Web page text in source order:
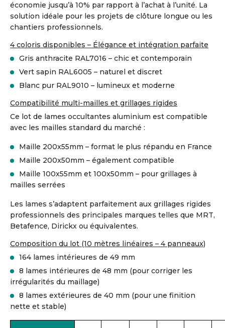
économie jusqu’à 10% par rapport à l’achat à l’unité. La
solution idéale pour les projets de clôture longue ou les
chantiers professionnels.
4 coloris disponibles – Élégance et intégration parfaite
Gris anthracite RAL7016 – chic et contemporain
Vert sapin RAL6005 – naturel et discret
Blanc pur RAL9010 – lumineux et moderne
Compatibilité multi-mailles et grillages rigides
Ce lot de lames occultantes aluminium est compatible
avec les mailles standard du marché :
Maille 200x55mm – format le plus répandu en France
Maille 200x50mm – également compatible
Maille 100x55mm et 100x50mm – pour grillages à
mailles serrées
Les lames s’adaptent parfaitement aux grillages rigides
professionnels des principales marques telles que MRT,
Betafence, Dirickx ou équivalentes.
Composition du lot (10 mètres linéaires – 4 panneaux)
164 lames intérieures de 49 mm
8 lames intérieures de 48 mm (pour corriger les
irrégularités du maillage)
8 lames extérieures de 40 mm (pour une finition
nette et stable)